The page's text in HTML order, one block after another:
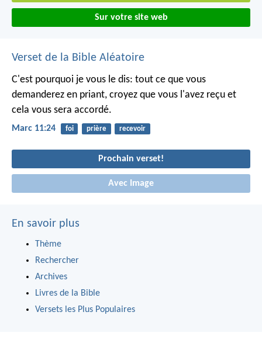
Sur votre site web
Verset de la Bible Aléatoire
C'est pourquoi je vous le dis: tout ce que vous
demanderez en priant, croyez que vous l'avez reçu et
cela vous sera accordé.
Marc 11:24 foi prière recevoir
Prochain verset!
Avec Image
En savoir plus
Thème
Rechercher
Archives
Livres de la Bible
Versets les Plus Populaires